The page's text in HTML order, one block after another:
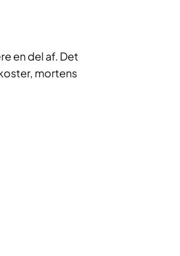
en del af. Det
mortens